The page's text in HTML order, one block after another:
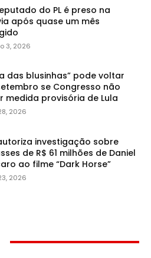
do PL é preso na
após quase um mês
3, 2026
das blusinhas” pode voltar
se Congresso não
medida provisória de Lula
2026
investigação sobre
de R$ 61 milhões de Daniel
ao filme “Dark Horse”
2026